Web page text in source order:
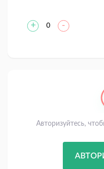
+ 0 -
Авторизуйтесь,